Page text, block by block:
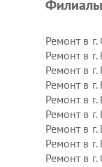
Ремонт в г.
Ремонт в г.
Ремонт в г.
Ремонт в г.
Ремонт в г.
Ремонт в г.
Ремонт в г.
Ремонт в г.
Ремонт в г.